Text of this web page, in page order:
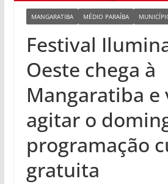
MANGARATIBA MÉDIO PARAÍBA
Festival
Oeste chega à
Mangaratiba e
agitar o
programação
gratuita